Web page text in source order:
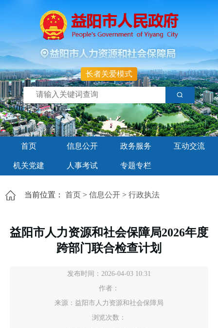
长者关爱模式
首页 信息公开 政务服务 互动交流
机关党建 人事考试 专题专栏
当前位置： 首页 > 信息公开 > 行政执法
益阳市人力资源和社会保障局2026年度
跨部门联合检查计划
发布时间：2026-04-03 10:31
作者：
来源：益阳市人力资源和社会保障局
浏览次数：